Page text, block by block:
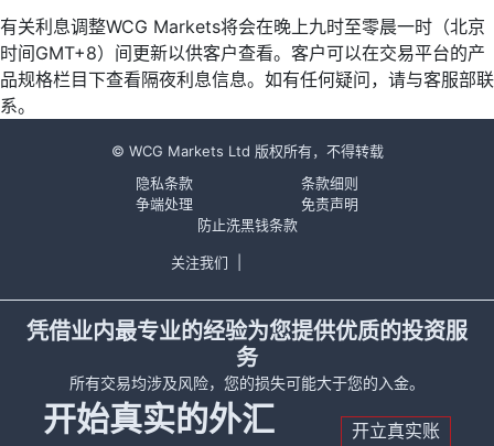
有关利息调整WCG Markets将会在晚上九时至零晨一时（北京
时间GMT+8）间更新以供客户查看。客户可以在交易平台的产
品规格栏目下查看隔夜利息信息。如有任何疑问，请与客服部联
系。
© WCG Markets Ltd 版权所有，不得转载
隐私条款
条款细则
争端处理
免责声明
防止洗黑钱条款
关注我们
凭借业内最专业的经验为您提供优质的投资服
务
所有交易均涉及风险，您的损失可能大于您的入金。
开始真实的外汇
开立真实账